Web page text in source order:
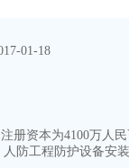
市场
01-18
册资本为4100万人
防工程防护设备安